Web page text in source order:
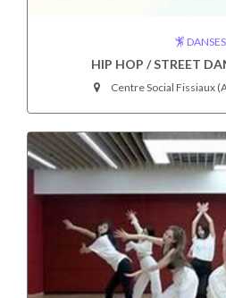
DANSES
HIP HOP / STREET
Centre Social Fissiaux